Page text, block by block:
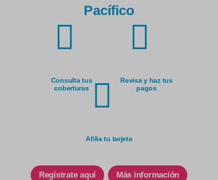
Pacífico
Consulta tus
coberturas
Revisa y haz tus
pagos
Afilia tu tarjeta
Regístrate aquí Más información